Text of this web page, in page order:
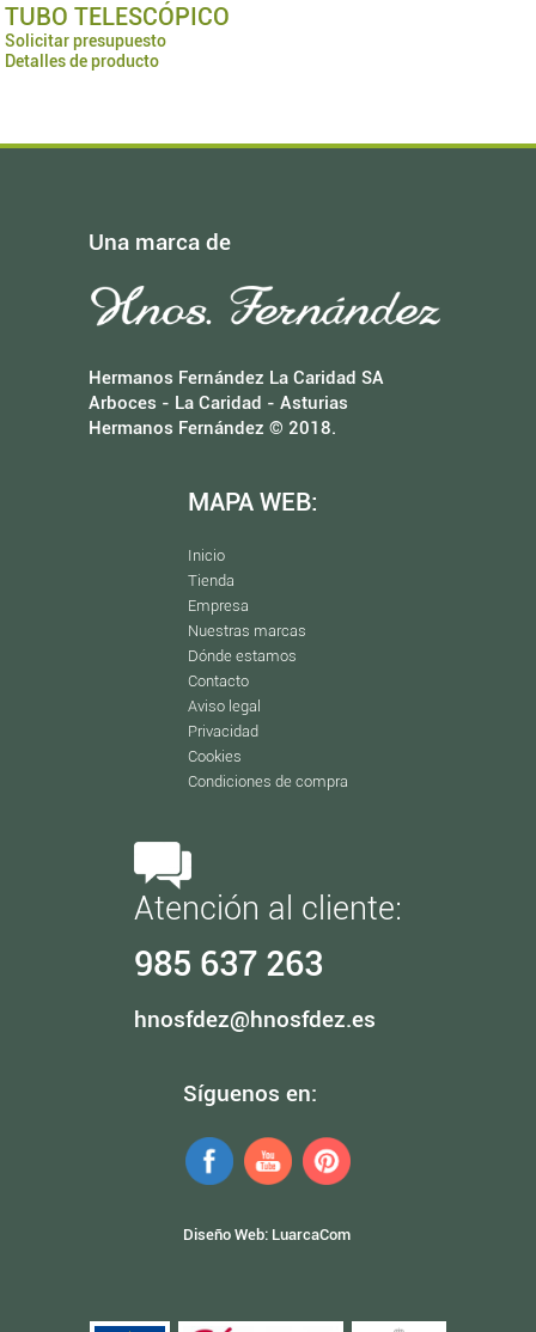
TUBO TELESCÓPICO
Solicitar presupuesto
Detalles de producto
Una marca de
Hermanos Fernández La Caridad SA
Arboces - La Caridad - Asturias
Hermanos Fernández © 2018.
MAPA WEB:
Inicio
Tienda
Empresa
Nuestras marcas
Dónde estamos
Contacto
Aviso legal
Privacidad
Cookies
Condiciones de compra
Atención al cliente:
985 637 263
hnosfdez@hnosfdez.es
Síguenos en:
Diseño Web: LuarcaCom